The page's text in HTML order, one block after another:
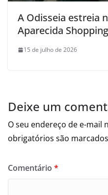
A Odisseia estreia
Aparecida
15 de julho de 2026
Deixe um
O seu endereço de e-mail
obrigatórios são
Comentário *